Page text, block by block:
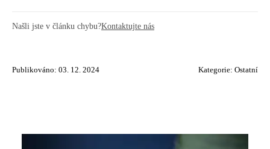
Našli jste v článku chybu?Kontaktujte nás
Publikováno: 03. 12. 2024 Kategorie: Ostatní